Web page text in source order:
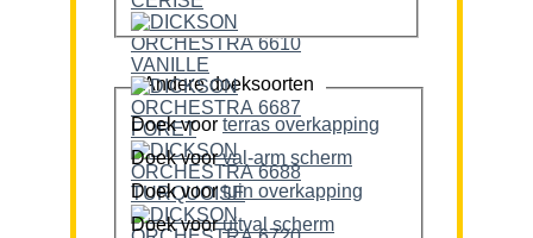
Andere doeksoorten
Doek voor terras overkapping
Doek voor
val-arm scherm
Doek voor
tuin overkapping
Doek voor
uitval scherm